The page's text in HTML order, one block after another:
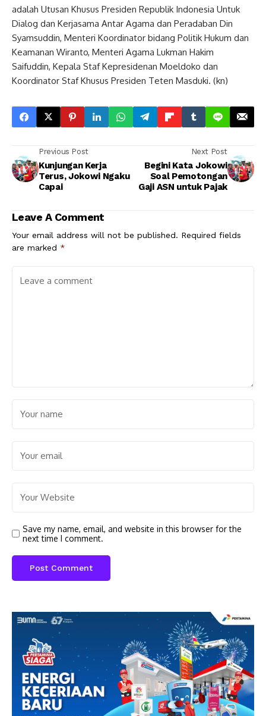
adalah Utusan Khusus Presiden Republik Indonesia Untuk
Dialog dan Kerjasama Antar Agama dan Peradaban Din
Syamsuddin, Menteri Koordinator bidang Politik Hukum dan
Keamanan Wiranto, Menteri Agama Lukman Hakim
Saifuddin, Kepala Staf Kepresidenan Moeldoko dan
Koordinator Staf Khusus Presiden Teten Masduki. (kn)
Previous Post
Kunjungan Kerja
Terus, Jokowi Ngaku
Capai
Next Post
Begini Kata Jokowi
Soal Pemotongan
Gaji ASN untuk Pajak
Leave A Comment
Your email address will not be published. Required fields
are marked *
Save my name, email, and website in this browser for the
next time I comment.